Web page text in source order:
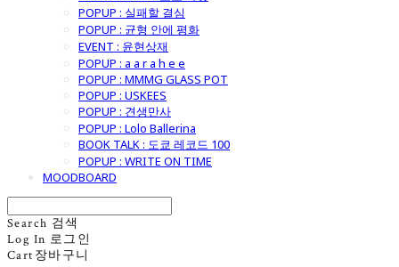
POPUP : 실패할 결심
POPUP : 균형 안에 평화
EVENT : 윤현상재
POPUP : a a r a h e e
POPUP : MMMG GLASS POT
POPUP : USKEES
POPUP : 견생만사
POPUP : Lolo Ballerina
BOOK TALK : 도쿄 레코드 100
POPUP : WRITE ON TIME
MOODBOARD
Search 검색
Log In 로그인
Cart 장바구니